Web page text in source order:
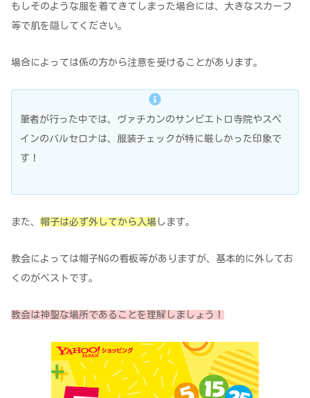
もしそのような服を着てきてしまった場合には、大きなスカーフ
等で肌を隠してください。
場合によっては係の方から注意を受けることがあります。
筆者が行った中では、ヴァチカンのサンピエトロ寺院やスペ
インのバルセロナは、服装チェックが特に厳しかった印象で
す！
また、 帽子は必ず外してから入場 します。
教会によっては帽子NGの看板等がありますが、基本的に外してお
くのがベストです。
教会は神聖な場所であることを理解しましょう！